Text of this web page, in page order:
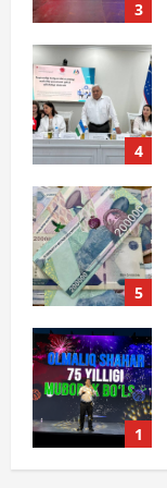
4
5
1
2